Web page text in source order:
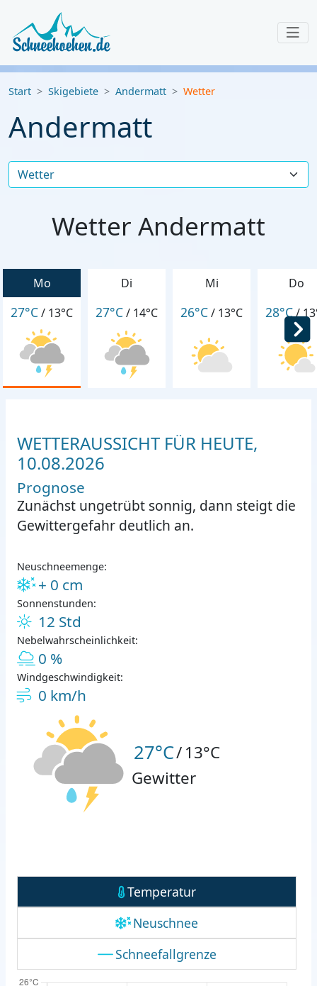
Start Skigebiete Andermatt Wetter
Andermatt
Wetter Andermatt
Mo
27°C/ 13°C
Di
27°C/ 14°C
Mi
26°C/ 13°C
Do
28°C/
WETTERAUSSICHT FÜR HEUTE,
10.08.2026
Prognose
Zunächst ungetrübt sonnig, dann steigt die
Gewittergefahr deutlich an.
Neuschneemenge:
+ 0 cm
Sonnenstunden:
12 Std
Nebelwahrscheinlichkeit:
0 %
Windgeschwindigkeit:
0 km/h
27°C/13°C
Gewitter
Temperatur
Neuschnee
Schneefallgrenze